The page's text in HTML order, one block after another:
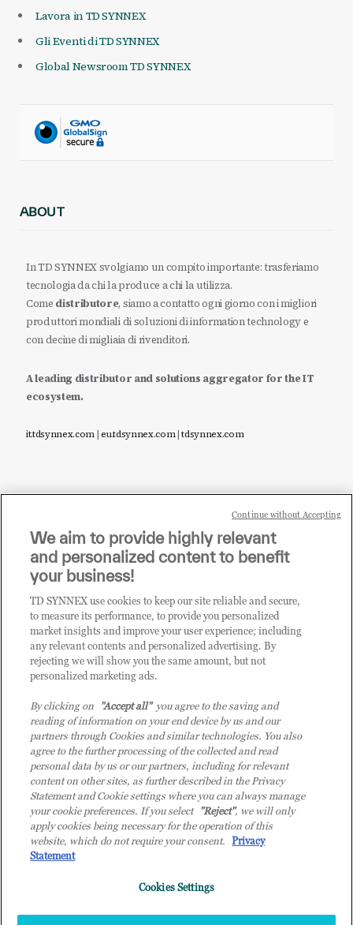
Lavora in TD SYNNEX
Gli Eventi di TD SYNNEX
Global Newsroom TD SYNNEX
ABOUT
In TD SYNNEX svolgiamo un compito importante: trasferiamo
tecnologia da chi la produce a chi la utilizza.
Come distributore, siamo a contatto ogni giorno con i migliori
produttori mondiali di soluzioni di information technology e
con decine di migliaia di rivenditori.
A leading distributor and solutions aggregator for the IT
ecosystem.
it.tdsynnex.com|eu.tdsynnex.com|tdsynnex.com
Sei un rivenditore di tecnologia e desideri acquistare
i prodotti o le soluzioni trattate sul blog?
CLICCA QUI E DIVENTA
CLIENTE TD SYNNEX
© 2026 TD SYNNEX Italy S.r.l. - Sede legale: via Luigi Russolo 9, 20138 Milano
(MI) - Numero di iscrizione al Registro delle Imprese di Milano e Codice Fiscale:
07092780159 - P.IVA: 07092780159 - Eur 12.569.000,00 i.v - TD SYNNEX e TD
in altri Paesi. Società a socio unico soggetta all’attività di direzione e coordinamento
We aim to provide highly relevant
and personalized content to benefit
your business!
TD SYNNEX use cookies to keep our site reliable and secure,
to measure its performance, to provide you personalized
market insights and improve your user experience; including
any relevant contents and personalized advertising. By
rejecting we will show you the same amount, but not
personalized marketing ads.
By clicking on "Accept all"you agree to the saving and
reading of information on your end device by us and our
partners through Cookies and similar technologies. You also
agree to the further processing of the collected and read
personal data by us or our partners, including for relevant
content on other sites, as further described in the Privacy
Statement and Cookie settings where you can always manage
your cookie preferences. If you select "Reject", we will only
apply cookies being necessary for the operation of this
website, which do not require your consent. Privacy
Statement
Cookies Settings
Continue without Accepting